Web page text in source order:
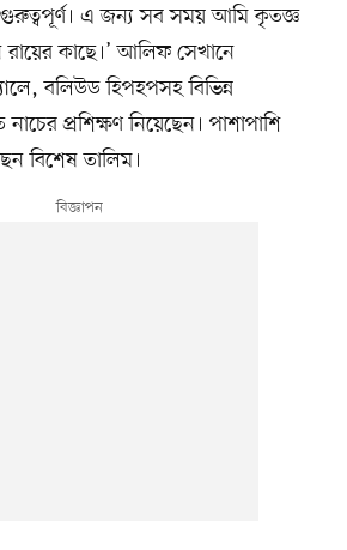
এ জন্য সব সময় আমি কৃতজ্ঞ
কাছে।’ আলিফ সেখানে
বলিউড হিপহপসহ বিভিন্ন
নাচের প্রশিক্ষণ নিয়েছেন। পাশাপাশি
বিশেষ তালিম।